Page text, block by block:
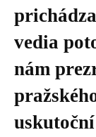
vedia
nám